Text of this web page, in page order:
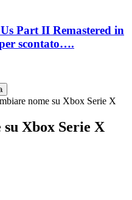
Part II Remastered in
scontato….
nome su Xbox Serie X
su Xbox Serie X